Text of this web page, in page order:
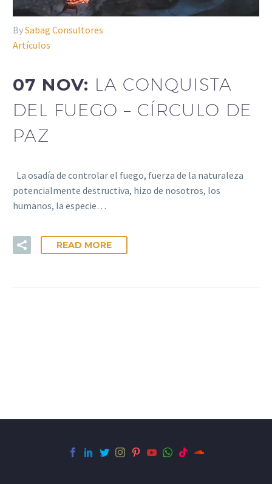
BySabag Consultores
Artículos
07 NOV: LA CONQUISTA
DEL FUEGO – CÍRCULO DE
PAZ
La osadía de controlar el fuego, fuerza de la naturaleza
potencialmente destructiva, hizo de nosotros, los
humanos, la especie…
READ MORE